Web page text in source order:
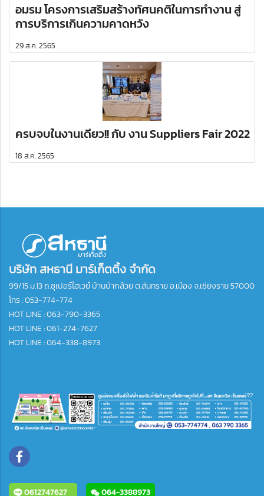
อมรม โครงการเสริมสร้างทัศนคติในการทำงาน สู่
การบริการเกินความคาดหวัง
29 ส.ค. 2565
ครบจบในงานเดียว​!! กับ งาน​ Suppliers Fair 2022​
18 ส.ค. 2565
บริษัท สหธานี มาร์เก็ตติ้ง จำกัด
99/15 ม.13 ถ.ซุเปอร์ไฮเวย์ บ้านป่ากล้วย ต.สันทราย อ.เมือง จ.เชียงราย 57000
โทร :053-774-774
HOT LINE : 063-790-3365
HOT LINE : 061-274-7627
HOT LINE : 064-338-8973
0612747627 064-3388973